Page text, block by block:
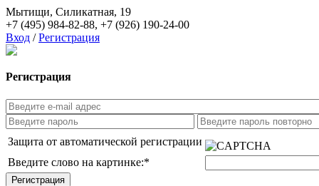
Мытищи, Силикатная, 19
+7 (495) 984-82-88, +7 (926) 190-24-00
Вход / Регистрация
Регистрация
Защита от автоматической регистрации
Введите слово на картинке:*